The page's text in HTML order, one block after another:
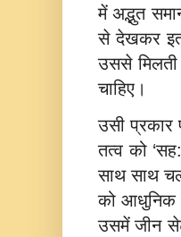
में अद्भुत
से देखकर
उससे
चाहिए।
उसी प्रकार
तत्‍व को
साथ साथ
को आधुनिक
उसमें जीन